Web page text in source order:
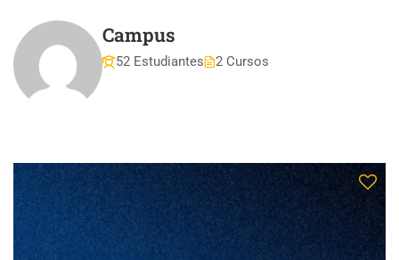
Campus
52 Estudiantes 2 Cursos